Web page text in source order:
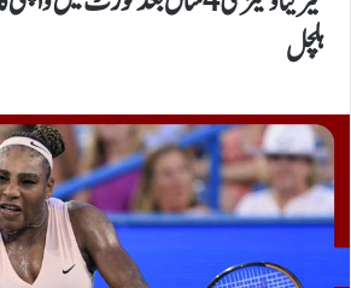
ہلچل